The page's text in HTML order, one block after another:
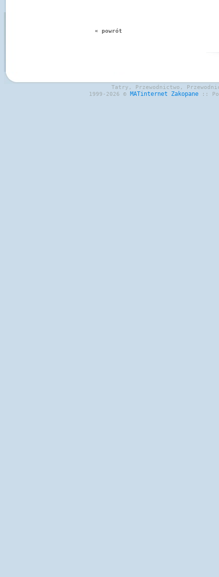
« powrót
Tatry, Przewodnictwo,
1999-2026 © MATinternet Zakopane ::